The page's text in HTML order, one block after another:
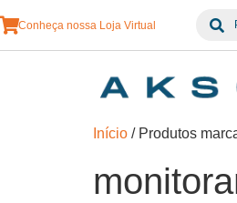
Conheça nossa Loja Virtual
Início / Produtos